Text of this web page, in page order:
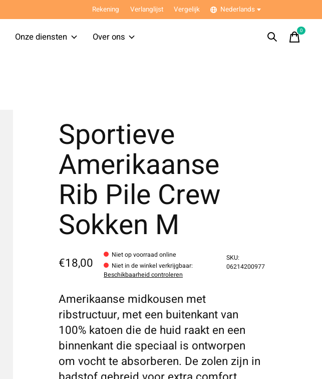
Rekening Verlanglijst Vergelijk Nederlands
Onze diensten Over ons
0items
Sportieve
Amerikaanse
Rib Pile Crew
Sokken M
€18,00
Niet op voorraad online
Niet in de winkel verkrijgbaar:
Beschikbaarheid controleren
SKU:
06214200977
Amerikaanse midkousen met
ribstructuur, met een buitenkant van
100% katoen die de huid raakt en een
binnenkant die speciaal is ontworpen
om vocht te absorberen. De zolen zijn in